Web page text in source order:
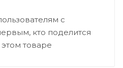
с
кто поделится
товаре